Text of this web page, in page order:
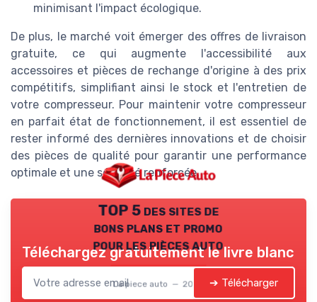
minimisant l'impact écologique.
De plus, le marché voit émerger des offres de livraison
gratuite, ce qui augmente l'accessibilité aux
accessoires et pièces de rechange d'origine à des prix
compétitifs, simplifiant ainsi le stock et l'entretien de
votre compresseur. Pour maintenir votre compresseur
en parfait état de fonctionnement, il est essentiel de
rester informé des dernières innovations et de choisir
des pièces de qualité pour garantir une performance
optimale et une sécurité renforcée.
TOP 5 des sites de
bons plans et promo
pour les pièces auto
La piece auto — 2026
Téléchargez gratuitement le livre blanc
➔ Télécharger